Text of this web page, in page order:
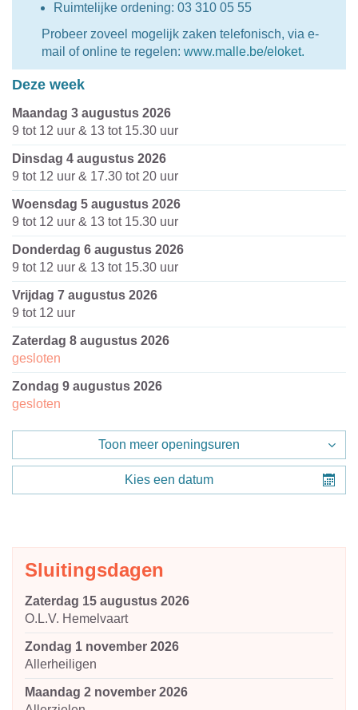
Ruimtelijke ordening: 03 310 05 55
Probeer zoveel mogelijk zaken telefonisch, via e-
mail of online te regelen: www.malle.be/eloket.
Deze week
maandag 3 augustus 2026
9 tot 12 uur & 13 tot 15.30 uur
dinsdag 4 augustus 2026
9 tot 12 uur & 17.30 tot 20 uur
woensdag 5 augustus 2026
9 tot 12 uur & 13 tot 15.30 uur
donderdag 6 augustus 2026
9 tot 12 uur & 13 tot 15.30 uur
vrijdag 7 augustus 2026
9 tot 12 uur
zaterdag 8 augustus 2026
gesloten
zondag 9 augustus 2026
gesloten
Toon meer openingsuren
Kies een datum
Sluitingsdagen
zaterdag 15 augustus 2026
O.L.V. Hemelvaart
zondag 1 november 2026
Allerheiligen
maandag 2 november 2026